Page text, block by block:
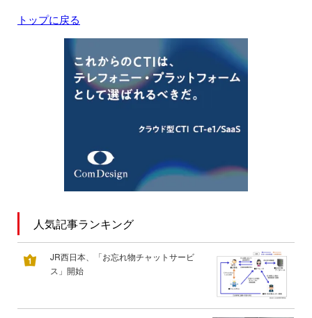
トップに戻る
人気記事ランキング
JR西日本、「お忘れ物チャットサービ
ス」開始